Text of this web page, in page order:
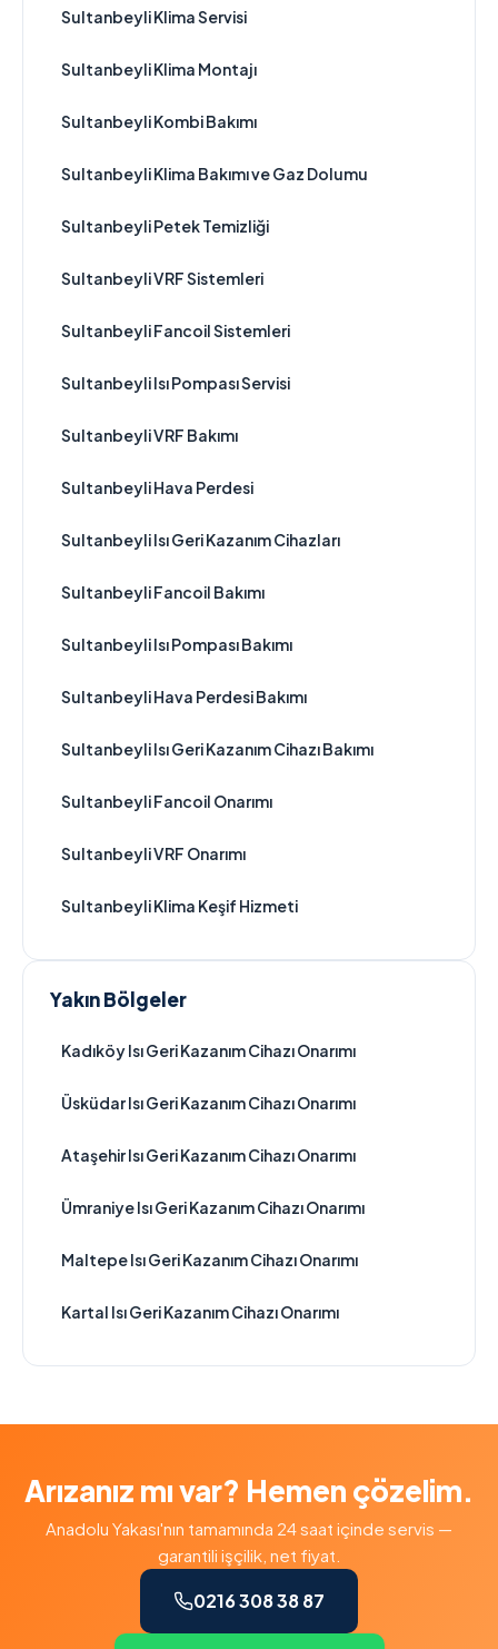
Sultanbeyli Klima Servisi
Sultanbeyli Klima Montajı
Sultanbeyli Kombi Bakımı
Sultanbeyli Klima Bakımı ve Gaz Dolumu
Sultanbeyli Petek Temizliği
Sultanbeyli VRF Sistemleri
Sultanbeyli Fancoil Sistemleri
Sultanbeyli Isı Pompası Servisi
Sultanbeyli VRF Bakımı
Sultanbeyli Hava Perdesi
Sultanbeyli Isı Geri Kazanım Cihazları
Sultanbeyli Fancoil Bakımı
Sultanbeyli Isı Pompası Bakımı
Sultanbeyli Hava Perdesi Bakımı
Sultanbeyli Isı Geri Kazanım Cihazı Bakımı
Sultanbeyli Fancoil Onarımı
Sultanbeyli VRF Onarımı
Sultanbeyli Klima Keşif Hizmeti
Yakın Bölgeler
Kadıköy Isı Geri Kazanım Cihazı Onarımı
Üsküdar Isı Geri Kazanım Cihazı Onarımı
Ataşehir Isı Geri Kazanım Cihazı Onarımı
Ümraniye Isı Geri Kazanım Cihazı Onarımı
Maltepe Isı Geri Kazanım Cihazı Onarımı
Kartal Isı Geri Kazanım Cihazı Onarımı
Arızanız mı var? Hemen çözelim.
Anadolu Yakası'nın tamamında 24 saat içinde servis —
garantili işçilik, net fiyat.
0216 308 38 87